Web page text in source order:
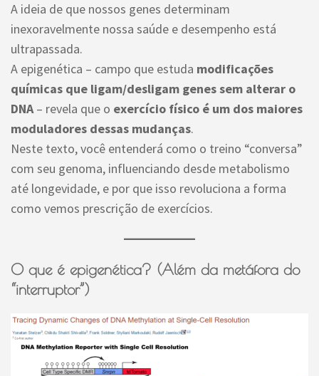
A ideia de que nossos genes determinam
inexoravelmente nossa saúde e desempenho está
ultrapassada.
A epigenética – campo que estuda modificações
químicas que ligam/desligam genes sem alterar o
DNA– revela que o exercício físico é um dos maiores
moduladores dessas mudanças.
Neste texto, você entenderá como o treino “conversa”
com seu genoma, influenciando desde metabolismo
até longevidade, e por que isso revoluciona a forma
como vemos prescrição de exercícios.
O que é epigenética? (Além da metáfora do
“interruptor”)